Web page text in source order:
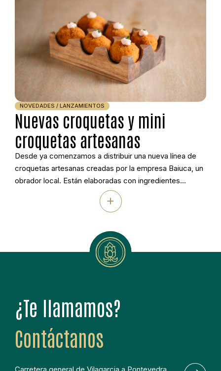
Nuevas croquetas y mini
croquetas artesanas
NOVEDADES / LANZAMIENTOS
Desde ya comenzamos a distribuir una nueva línea de
croquetas artesanas creadas por la empresa Baiuca, un
obrador local. Están elaboradas con ingredientes
seleccionados que garantizan sabor auténtico, textura
cremosa y una calidad constante. Perfectas para los
productos diferenciados y a la vez sorprender a sus
+
¿Te llamamos?
Contáctanos